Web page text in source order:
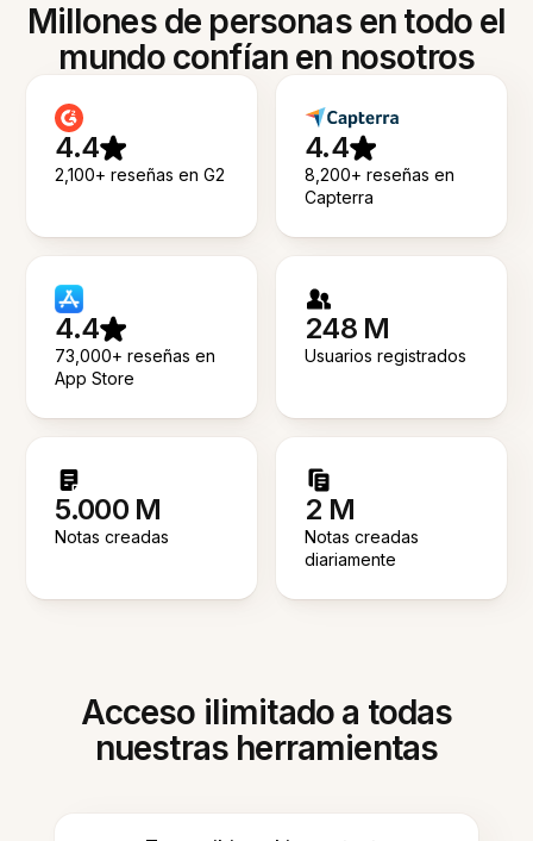
Millones de personas en todo el
mundo confían en nosotros
4.4
2,100+ reseñas en G2
4.4
8,200+ reseñas en
Capterra
4.4
73,000+ reseñas en
App Store
248 M
Usuarios registrados
5.000 M
Notas creadas
2 M
Notas creadas
diariamente
Acceso ilimitado a todas
nuestras herramientas